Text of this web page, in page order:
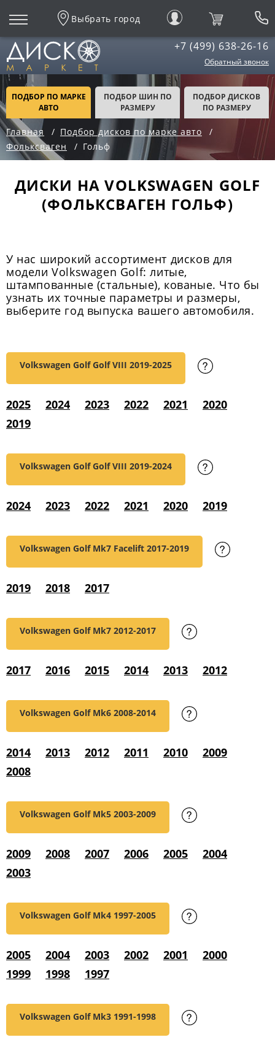
Выбрать город
+7 (499) 638-26-16
Обратный звонок
ПОДБОР ПО МАРКЕ
АВТО
ПОДБОР ШИН ПО
РАЗМЕРУ
ПОДБОР ДИСКОВ
ПО РАЗМЕРУ
Главная
Подбор дисков по марке авто
Фольксваген
Гольф
ДИСКИ НА VOLKSWAGEN GOLF
(ФОЛЬКСВАГЕН ГОЛЬФ)
У нас широкий ассортимент дисков для
модели Volkswagen Golf: литые,
штампованные (стальные), кованые. Что бы
узнать их точные параметры и размеры,
выберите год выпуска вашего автомобиля.
Volkswagen Golf Golf VIII 2019-2025
2025 2024 2023 2022 2021
2020
2019
Volkswagen Golf Golf VIII 2019-2024
2024 2023 2022 2021 2020 2019
Volkswagen Golf Mk7 Facelift 2017-2019
2019 2018 2017
Volkswagen Golf Mk7 2012-2017
2017 2016 2015 2014 2013 2012
Volkswagen Golf Mk6 2008-2014
2014 2013 2012 2011 2010
2009
2008
Volkswagen Golf Mk5 2003-2009
2009 2008 2007 2006 2005
2004
2003
Volkswagen Golf Mk4 1997-2005
2005 2004 2003 2002 2001
2000
1999
1998 1997
Volkswagen Golf Mk3 1991-1998